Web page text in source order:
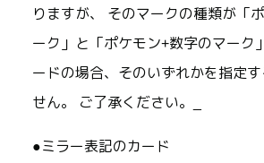
りますが、 そのマークの種類が「
ーク」と「ポケモン+数字のマーク
ードの場合、そのいずれかを指定
せん。 ご了承ください。_
●ミラー表記のカード